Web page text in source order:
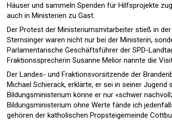
Häuser und sammeln Spenden für Hilfsprojekte
auch in Ministerien zu Gast.
Der Protest der Ministeriumsmitarbeiter stieß in
Sternsinger waren nicht nur bei der Ministerin,
Parlamentarische Geschäftsführer der SPD-
Fraktionssprecherin Susanne Melior nannte die
Der Landes- und Fraktionsvorsitzende der
Michael Schierack, erklärte, er sei in seiner
Bildungsministerium könne er nur «schwer
Bildungsministerium ohne Werte fände ich
gehören der katholischen Propsteigemeinde